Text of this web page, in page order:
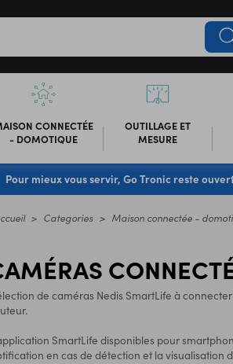
CONNECTÉE
- DOMOTIQUE
OUTILLAGE ET
MESURE
Pour mieux vous servir, Go Tronic reste
Categories Maison connectée -
de caméras Nedis SmartLife à
SmartLife disponibles pour
en cas de détection et la visualisation